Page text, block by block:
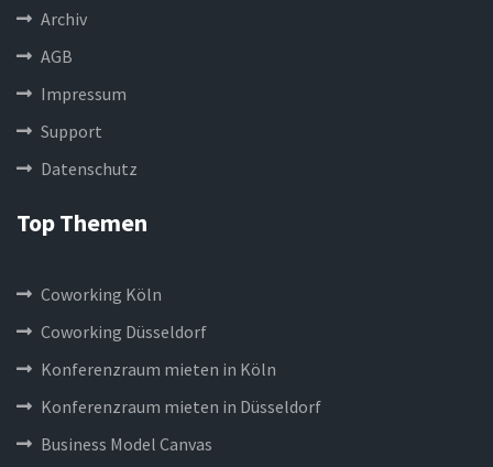
Archiv
AGB
Impressum
Support
Datenschutz
Top Themen
Coworking Köln
Coworking Düsseldorf
Konferenzraum mieten in Köln
Konferenzraum mieten in Düsseldorf
Business Model Canvas